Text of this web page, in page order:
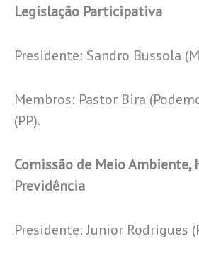
Legislação Participativa
Presidente: Sandro Bussola
Membros: Pastor Bira
(PP).
Comissão de Meio Ambiente,
Previdência
Presidente: Junior Rodrigues